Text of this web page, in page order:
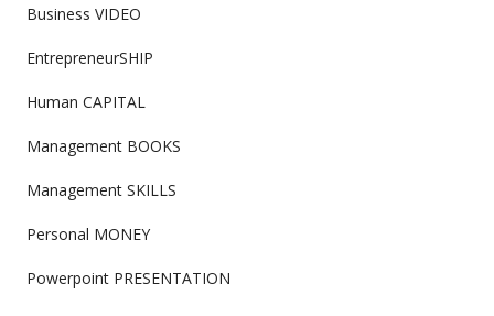
Business VIDEO
EntrepreneurSHIP
Human CAPITAL
Management BOOKS
Management SKILLS
Personal MONEY
Powerpoint PRESENTATION